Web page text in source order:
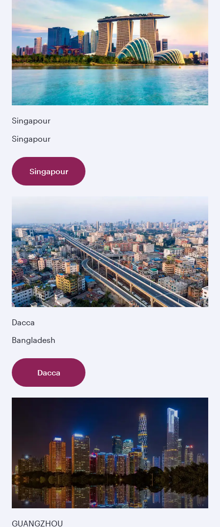
Singapour
Singapour
Singapour
Dacca
Bangladesh
Dacca
GUANGZHOU